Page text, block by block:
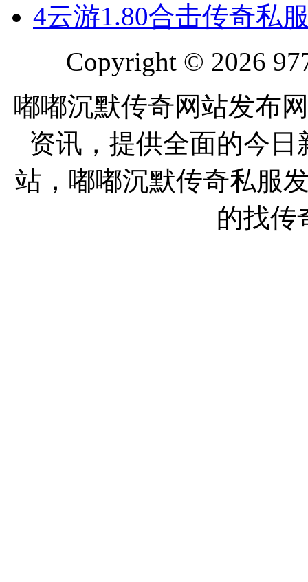
4云游1.80合击传奇私
Copyright © 2026
嘟嘟沉默传奇网站发布
资讯，提供全面的今
站，嘟嘟沉默传奇私服
的找传